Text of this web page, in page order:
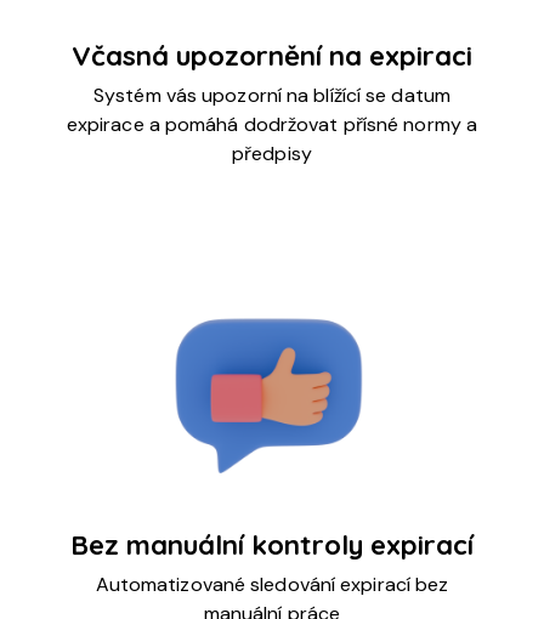
Včasná upozornění na expiraci
Systém vás upozorní na blížící se datum
expirace a pomáhá dodržovat přísné normy a
předpisy
Bez manuální kontroly expirací
Automatizované sledování expirací bez
manuální práce